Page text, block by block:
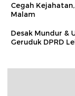
Cegah
Malam
Desak Mundur &
Geruduk DPRD